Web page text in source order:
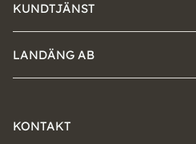
KUNDTJÄNST
LANDÄNG AB
KONTAKT